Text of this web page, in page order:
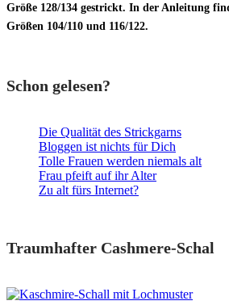
Größe 128/134 gestrickt. In der Anleitung
Größen 104/110 und 116/122.
Schon gelesen?
Die Qualität des Strickgarns
Bloggen ist nichts für Dich
Tolle Frauen werden niemals alt
Frau pfeift auf ihr Alter
Zu alt fürs Internet?
Traumhafter Cashmere-Schal